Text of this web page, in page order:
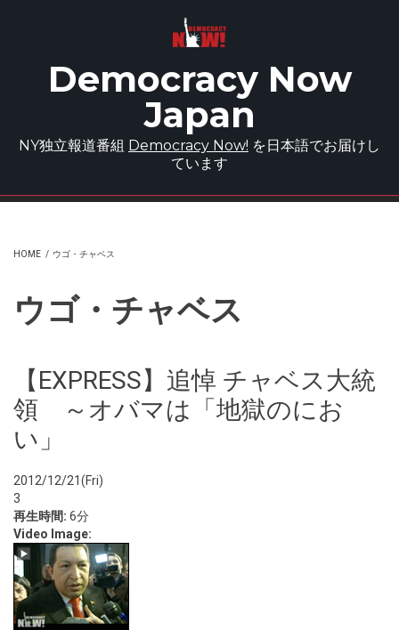
Democracy Now
Japan
NY独立報道番組 Democracy Now! を日本語でお届けし
ています
HOME / ウゴ・チャベス
ウゴ・チャベス
【EXPRESS】追悼 チャベス大統
領 ～オバマは「地獄のにお
い」
2012/12/21(Fri)
3
再生時間: 6分
Video Image: